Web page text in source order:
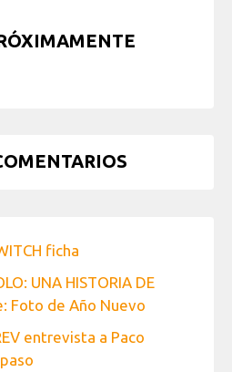
ficha
UNA HISTORIA DE
Foto de Año Nuevo
entrevista a Paco